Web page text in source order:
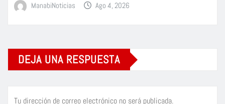
ManabiNoticias Ago 4, 2026
DEJA UNA RESPUESTA
Tu dirección de correo electrónico no será publicada.